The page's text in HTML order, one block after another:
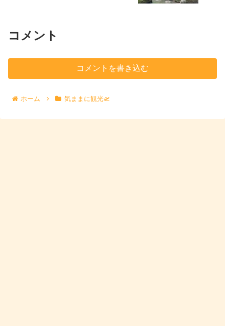
コメント
コメントを書き込む
ホーム 気ままに観光🛫